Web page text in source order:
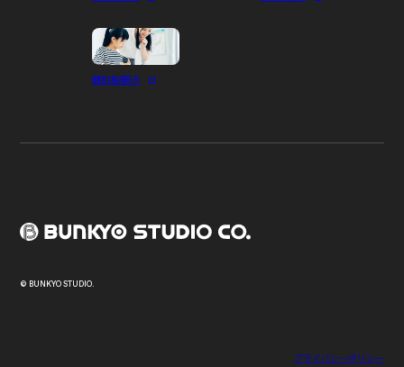
個別指導ER
© BUNKYO STUDIO.
プライバシーポリシー